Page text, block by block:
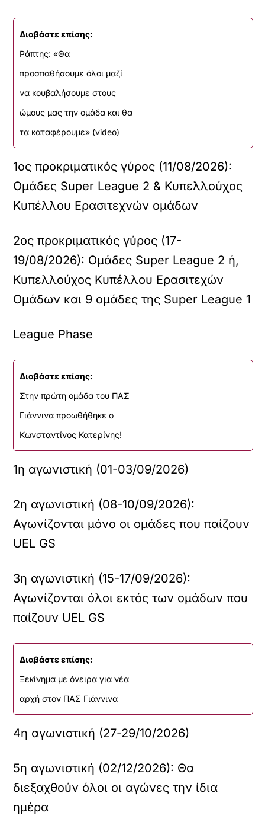
Διαβάστε επίσης:
Ράπτης: «Θα
προσπαθήσουμε όλοι μαζί
να κουβαλήσουμε στους
ώμους μας την ομάδα και θα
τα καταφέρουμε» (video)
1ος προκριματικός γύρος (11/08/2026):
Ομάδες Super League 2 & Κυπελλούχος
Κυπέλλου Ερασιτεχνών ομάδων
2ος προκριματικός γύρος (17-
19/08/2026): Ομάδες Super League 2 ή,
Κυπελλούχος Κυπέλλου Ερασιτεχών
Ομάδων και 9 ομάδες της Super League 1
League Phase
Διαβάστε επίσης:
Στην πρώτη ομάδα του ΠΑΣ
Γιάννινα προωθήθηκε ο
Κωνσταντίνος Κατερίνης!
1η αγωνιστική (01-03/09/2026)
2η αγωνιστική (08-10/09/2026):
Αγωνίζονται μόνο οι ομάδες που παίζουν
UEL GS
3η αγωνιστική (15-17/09/2026):
Αγωνίζονται όλοι εκτός των ομάδων που
παίζουν UEL GS
Διαβάστε επίσης:
Ξεκίνημα με όνειρα για νέα
αρχή στον ΠΑΣ Γιάννινα
4η αγωνιστική (27-29/10/2026)
5η αγωνιστική (02/12/2026): Θα
διεξαχθούν όλοι οι αγώνες την ίδια
ημέρα